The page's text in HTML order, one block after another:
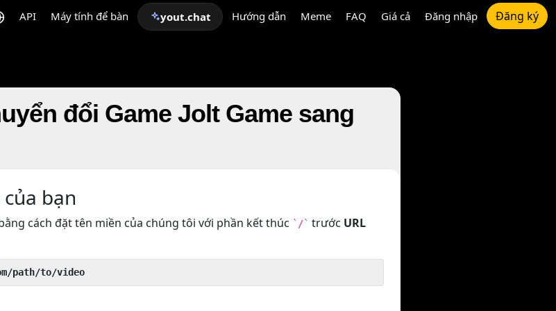
API Máy tính để bàn yout.chat Hướng dẫn Meme FAQ Giá cả Đăng nhập Đăng ký
đổi Game Jolt Game sang
bạn
cách đặt tên miền của chúng tôi với phần kết thúc `/` trước URL
path/to/video